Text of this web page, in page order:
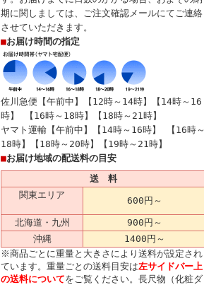
期に関しましては、ご注文確認メールにてご連絡
させていただきます。
■お届け時間の指定
佐川急便【午前中】【12時～14時】【14時～16
時】 【16時～18時】【18時～21時】
ヤマト運輸【午前中】【14時～16時】 【16時～
18時】【18時～20時】【19時～21時】
■お届け地域の配送料の目安
送 料
関東エリア
600円 ～
北海道・九州
900円～
沖縄
1400円～
※商品ごとに重量と大きさにより送料が設定され
ています。重量ごとの送料目安は左サイドバー上
の送料についてをご覧ください。長尺物（化粧ダ